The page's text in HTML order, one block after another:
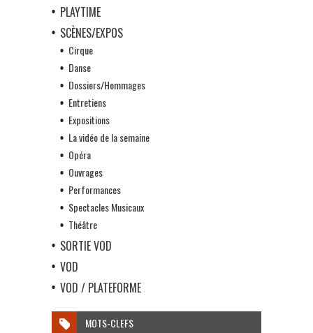
PLAYTIME
SCÈNES/EXPOS
Cirque
Danse
Dossiers/Hommages
Entretiens
Expositions
La vidéo de la semaine
Opéra
Ouvrages
Performances
Spectacles Musicaux
Théâtre
SORTIE VOD
VOD
VOD / PLATEFORME
MOTS-CLEFS